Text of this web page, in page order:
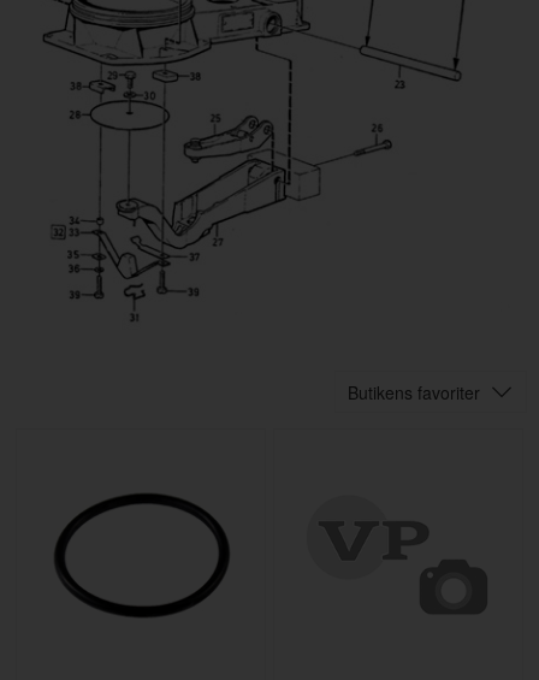
Butikens favoriter